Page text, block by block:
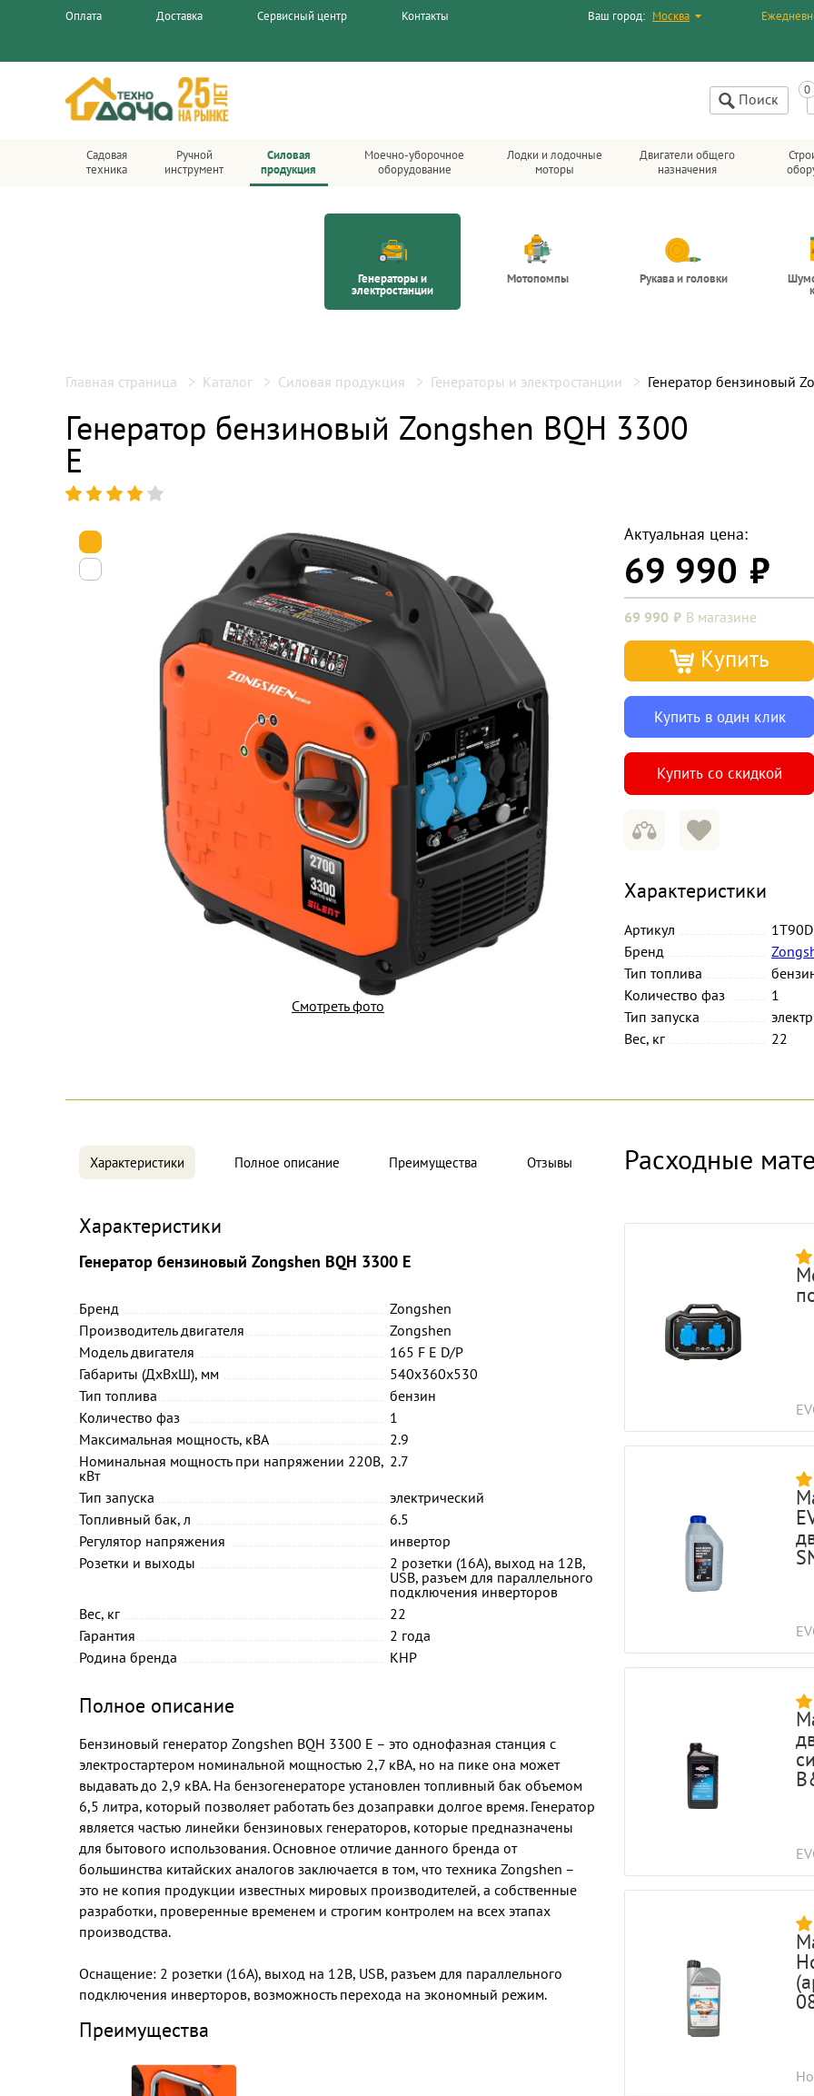
Оплата Доставка Сервисный центр Контакты Ваш город: Москва
Поиск
Садовая
техника
Ручной
инструмент
Силовая
продукция
Моечно-уборочное
оборудование
Лодки и лодочные
моторы
Двигатели общего
назначения
Генераторы и
электростанции
Мотопомпы Рукава и головки
Главная страница Каталог Силовая продукция Генераторы и электростанции Генератор бензиновый
Генератор бензиновый Zongshen BQH 3300
E
Смотреть фото
Актуальная цена:
69 990
69 990 В магазине
Купить
Купить в один клик
Купить со скидкой
Характеристики
Артикул
Бренд
Тип топлива
Количество фаз
1
Тип запуска
Вес, кг
22
Характеристики Полное описание Преимущества Отзывы
Характеристики
Генератор бензиновый Zongshen BQH 3300 E
Бренд
Zongshen
Производитель двигателя
Zongshen
Модель двигателя
165 F E D/P
Габариты (ДхВхШ), мм
540x360x530
Тип топлива
бензин
Количество фаз
1
Максимальная мощность, кВА
2.9
Номинальная мощность при напряжении 220В,
кВт
2.7
Тип запуска
электрический
Топливный бак, л
6.5
Регулятор напряжения
инвертор
Розетки и выходы
2 розетки (16A), выход на 12В,
USB, разъем для параллельного
подключения инверторов
Вес, кг
22
Гарантия
2 года
Родина бренда
КНР
Полное описание
Бензиновый генератор Zongshen BQH 3300 E – это однофазная станция с
электростартером номинальной мощностью 2,7 кВА, но на пике она может
выдавать до 2,9 кВА. На бензогенераторе установлен топливный бак объемом
6,5 литра, который позволяет работать без дозаправки долгое время. Генератор
является частью линейки бензиновых генераторов, которые предназначены
для бытового использования. Основное отличие данного бренда от
большинства китайских аналогов заключается в том, что техника Zongshen –
это не копия продукции известных мировых производителей, а собственные
разработки, проверенные временем и строгим контролем на всех этапах
производства.
Оснащение: 2 розетки (16A), выход на 12В, USB, разъем для параллельного
подключения инверторов, возможность перехода на экономный режим.
Преимущества
Расходные